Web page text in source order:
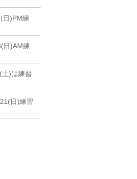
日)PM練
日)AM練
土)は練習
日)練習